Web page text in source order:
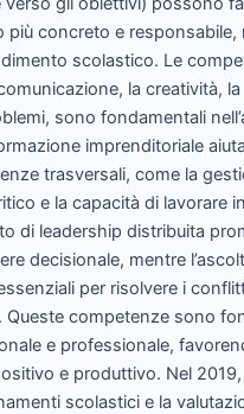
più concreto e responsabile,
scolastico. Le
la creatività,
sono fondamentali
imprenditoriale
trasversali, come la
e la capacità di lavorare
di leadership distribuita
decisionale, mentre
per risolvere i
Queste competenze sono
e professionale,
e produttivo. Nel 2019,
scolastici e la